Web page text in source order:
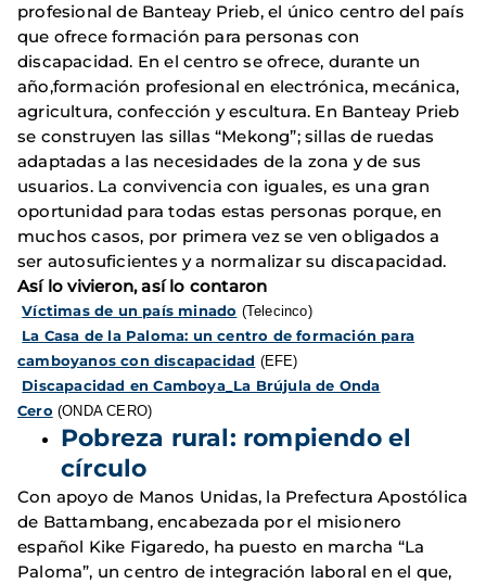
profesional de Banteay Prieb, el único centro del país
que ofrece formación para personas con
discapacidad. En el centro se ofrece, durante un
año,formación profesional en electrónica, mecánica,
agricultura, confección y escultura. En Banteay Prieb
se construyen las sillas “Mekong”; sillas de ruedas
adaptadas a las necesidades de la zona y de sus
usuarios. La convivencia con iguales, es una gran
oportunidad para todas estas personas porque, en
muchos casos, por primera vez se ven obligados a
ser autosuficientes y a normalizar su discapacidad.
Así lo vivieron, así lo contaron
Víctimas de un país minado (Telecinco)
La Casa de la Paloma: un centro de formación para
camboyanos con discapacidad (EFE)
Discapacidad en Camboya_La Brújula de Onda
Cero (ONDA CERO)
Pobreza rural: rompiendo el
círculo
Con apoyo de Manos Unidas, la Prefectura Apostólica
de Battambang, encabezada por el misionero
español Kike Figaredo, ha puesto en marcha “La
Paloma”, un centro de integración laboral en el que,